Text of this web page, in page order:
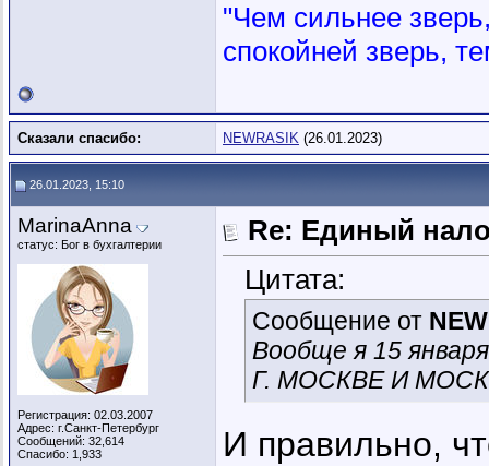
"Чем сильнее
спокойней зверь,
Сказали спасибо: NEWRASIK (26.01.2023)
26.01.2023, 15:10
MarinaAnna
статус: Бог в бухгалтерии
Регистрация: 02.03.2007
Адрес: г.Санкт-Петербург
Сообщений: 32,614
Спасибо: 1,933
Re: Единый
Цитата:
Сообщение от
Вообще я 15
Г. МОСКВЕ И
И правильно,